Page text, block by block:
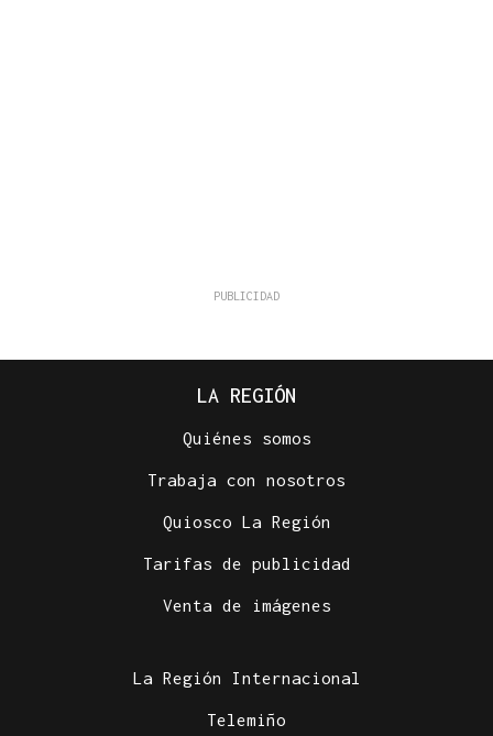
LA REGIÓN
Quiénes somos
Trabaja con nosotros
Quiosco La Región
Tarifas de publicidad
Venta de imágenes
La Región Internacional
Telemiño